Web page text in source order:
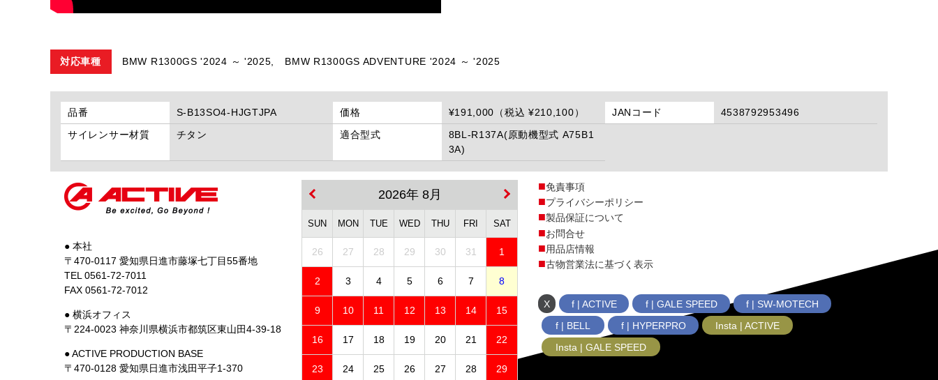
対応車種 BMW R1300GS '2024 ～ '2025, BMW R1300GS ADVENTURE '2024 ～ '2025
品番 S-B13SO4-HJGTJPA 価格 ¥191,000（税込 ¥210,100） JANコード
4538792953496
サイレンサー材質
チタン 適合型式
8BL-R137A(原動機型式 A75B1
3A)
● 本社
〒470-0117 愛知県日進市藤塚七丁目55番地
TEL 0561-72-7011
FAX 0561-72-7012
● 横浜オフィス
〒224-0023 神奈川県横浜市都筑区東山田4-39-18
● ACTIVE PRODUCTION BASE
〒470-0128 愛知県日進市浅田平子1-370
2026年 8月
SUN MON TUE WED THU FRI SAT
26 27 28 29 30 31 1
2 3 4 5 6 7 8
9 10 11 12 13 14 15
16 17 18 19 20 21 22
23 24 25 26 27 28 29
免責事項
プライバシーポリシー
製品保証について
お問合せ
用品店情報
古物営業法に基づく表示
X f | ACTIVE f | GALE SPEED
f | SW-MOTECH
f | BELL
f | HYPERPRO
Insta | ACTIVE
Insta | GALE SPEED